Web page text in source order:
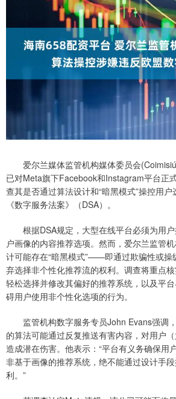
爱尔兰媒体监管机构媒体委员会
已对Meta旗下Facebook和Instagram平台正
查其是否通过算法设计和“暗黑模式”操控用
《数字服务法案》（DSA）。
根据DSA规定，大型在线平台必须为用户
户画像的内容推荐选项。然而，爱尔兰监管
计可能存在“暗黑模式”——即通过欺骗性或操
弃选择非个性化推荐流的权利。调查将重点
轻松选择并修改其偏好的推荐系统，以及平
碍用户使用非个性化选项的行为。
监管机构数字服务专员John Evans强调
的算法可能通过反复推送有害内容，对用户（
造成潜在伤害。他表示：“平台有义务确保用
非基于画像的推荐系统，绝不能通过设计手
利。”